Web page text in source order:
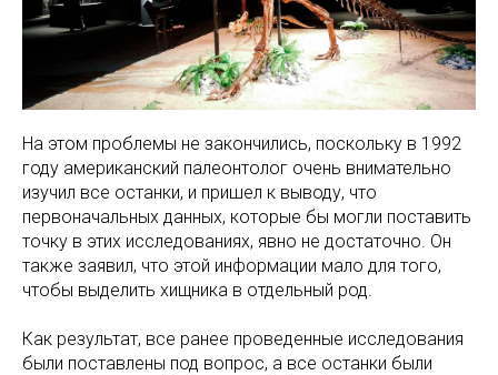
На этом проблемы не закончились, поскольку в 1992
году американский палеонтолог очень внимательно
изучил все останки, и пришел к выводу, что
первоначальных данных, которые бы могли поставить
точку в этих исследованиях, явно не достаточно. Он
также заявил, что этой информации мало для того,
чтобы выделить хищника в отдельный род.
Как результат, все ранее проведенные исследования
были поставлены под вопрос, а все останки были